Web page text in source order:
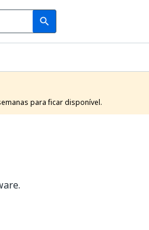
search
Search
para ficar disponível.